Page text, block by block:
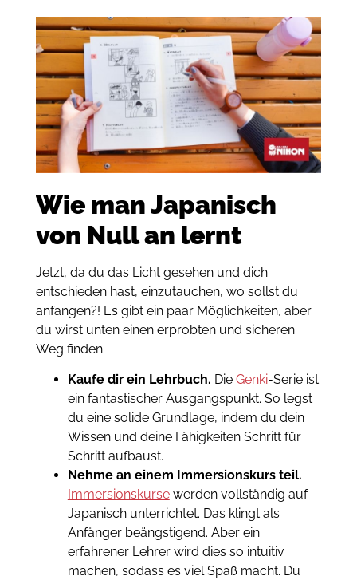
Wie man Japanisch
von Null an lernt
Jetzt, da du das Licht gesehen und dich
entschieden hast, einzutauchen, wo sollst du
anfangen?! Es gibt ein paar Möglichkeiten, aber
du wirst unten einen erprobten und sicheren
Weg finden.
Kaufe dir ein Lehrbuch. Die Genki-Serie ist
ein fantastischer Ausgangspunkt. So legst
du eine solide Grundlage, indem du dein
Wissen und deine Fähigkeiten Schritt für
Schritt aufbaust.
Nehme an einem Immersionskurs teil.
Immersionskursewerden vollständig auf
Japanisch unterrichtet. Das klingt als
Anfänger beängstigend. Aber ein
erfahrener Lehrer wird dies so intuitiv
machen, sodass es viel Spaß macht. Du